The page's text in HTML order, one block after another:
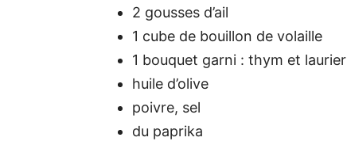
2 gousses d’ail
1 cube de bouillon de volaille
1 bouquet garni : thym et laurier
huile d’olive
poivre, sel
du paprika